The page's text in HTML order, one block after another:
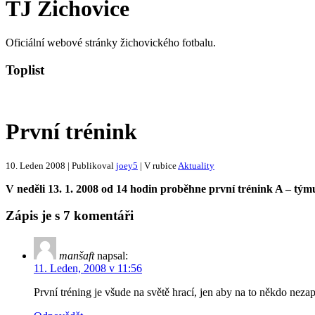
TJ Žichovice
Oficiální webové stránky žichovického fotbalu.
Toplist
První trénink
10. Leden 2008 | Publikoval joey5 | V rubice Aktuality
V neděli 13. 1. 2008 od 14 hodin proběhne první trénink A –
Zápis je s 7 komentáři
manšaft napsal:
11. Leden, 2008 v 11:56
První tréning je všude na světě hrací, jen aby na to někdo